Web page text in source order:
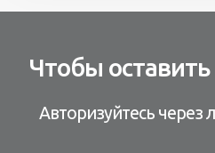
Чтобы
Авторизуйтесь через